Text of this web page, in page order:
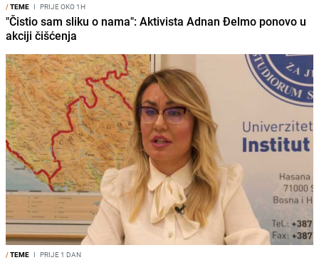
/TEME I PRIJE OKO 1H
"Čistio sam sliku o nama": Aktivista Adnan Đelmo ponovo u
akciji čišćenja
/TEME I PRIJE 1 DAN